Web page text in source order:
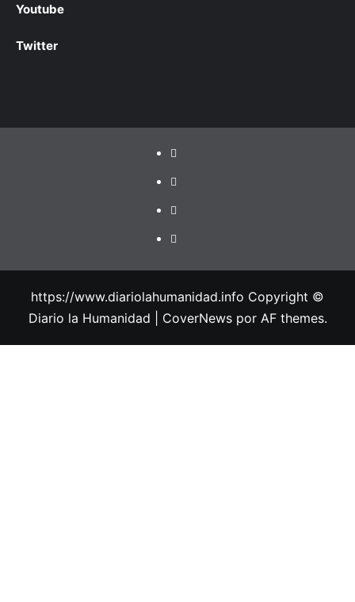
Youtube
Twitter
https://www.diariolahumanidad.info Copyright ©
Diario la Humanidad
CoverNewspor AF themes.